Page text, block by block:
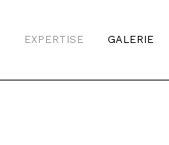
EXPERTISE GALERIE